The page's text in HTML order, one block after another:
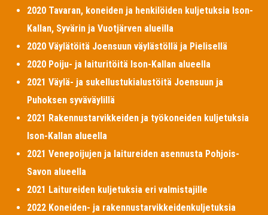
2020 Tavaran, koneiden ja henkilöiden kuljetuksia Ison-
Kallan, Syvärin ja Vuotjärven alueilla
2020 Väylätöitä Joensuun väylästöllä ja Pielisellä
2020 Poiju- ja laituritöitä Ison-Kallan alueella
2021 Väylä- ja sukellustukialustöitä Joensuun ja
Puhoksen syväväylillä
2021 Rakennustarvikkeiden ja työkoneiden kuljetuksia
Ison-Kallan alueella
2021 Venepoijujen ja laitureiden asennusta Pohjois-
Savon alueella
2021 Laitureiden kuljetuksia eri valmistajille
2022 Koneiden- ja rakennustarvikkeidenkuljetuksia